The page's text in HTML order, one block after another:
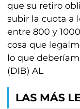
que su retiro
subir la cuota a
entre 800 y
cosa que
lo que
(DIB) AL
LAS MÁS